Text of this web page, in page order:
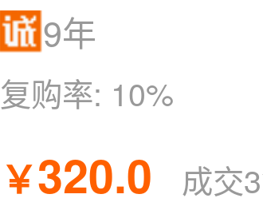
复购率: 10%
9年
￥320.0 成交